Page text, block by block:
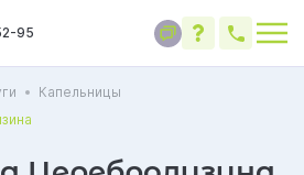
95
Капельницы